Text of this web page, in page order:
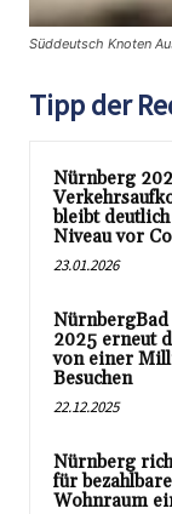
Süddeutsch Knoten
Tipp der
Nürnberg
bleibt
Niveau vor
23.01.2026
2025 erneut
von einer
Besuchen
22.12.2025
Nürnberg
für
Wohnraum